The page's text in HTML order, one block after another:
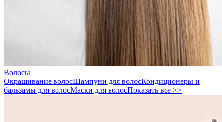
Волосы
Окрашивание волосШампуни для волосКондиционеры и
бальзамы для волосМаски для волосПоказать все >>